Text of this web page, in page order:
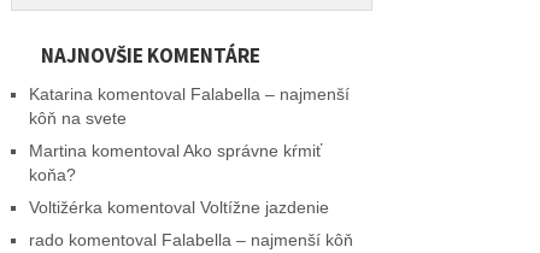
NAJNOVŠIE KOMENTÁRE
Katarina komentoval Falabella – najmenší
kôň na svete
Martina komentovalAko správne kŕmiť
koňa?
Voltižérka komentoval Voltížne jazdenie
radokomentoval Falabella – najmenší kôň